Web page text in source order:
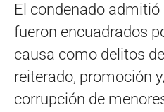
El condenado
fueron encuadrados
causa como delitos
reiterado, promoción
corrupción de